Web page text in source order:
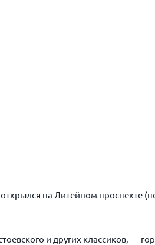
на Литейном проспекте
и других классиков, —